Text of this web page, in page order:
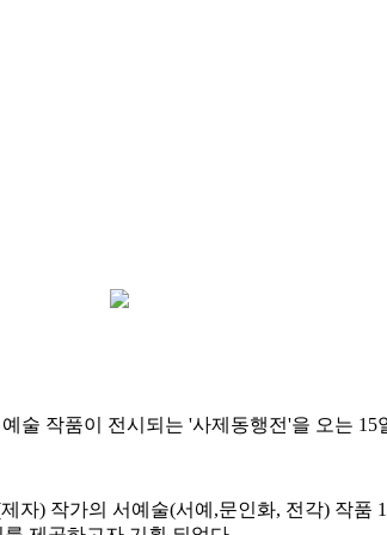
술 작품이 전시되는 '사제동행전'을 오는
) 작가의 서예술(서예,문인화, 전각) 작품